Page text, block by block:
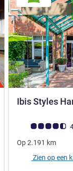
Ibis Styles
Avis-
Op2.191 km
Zien op een